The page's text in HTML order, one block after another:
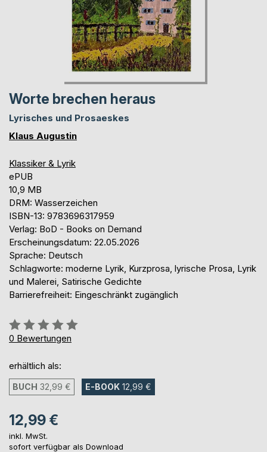
Worte brechen heraus
Lyrisches und Prosaeskes
Klaus Augustin
Klassiker & Lyrik
ePUB
10,9 MB
DRM: Wasserzeichen
ISBN-13: 9783696317959
Verlag: BoD - Books on Demand
Erscheinungsdatum: 22.05.2026
Sprache: Deutsch
Schlagworte: moderne Lyrik, Kurzprosa, lyrische Prosa, Lyrik
und Malerei, Satirische Gedichte
Barrierefreiheit: Eingeschränkt zugänglich
Bewertung::
0%
0 Bewertungen
erhältlich als:
BUCH 32,99 € E-BOOK 12,99 €
12,99 €
inkl. MwSt.
sofort verfügbar als Download